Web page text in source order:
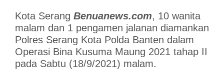
Kota Serang Benuanews.com, 10 wanita
malam dan 1 pengamen jalanan diamankan
Polres Serang Kota Polda Banten dalam
Operasi Bina Kusuma Maung 2021 tahap II
pada Sabtu (18/9/2021) malam.